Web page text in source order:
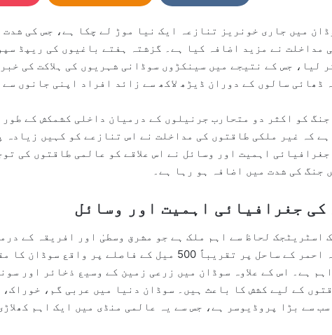
n
m
میں جاری خونریز تنازعہ ایک نیا موڑ لے چکا ہے، جس کی
لیا، جس کے نتیجے میں سینکڑوں سوڈانی شہریوں کی ہلاکت کی
ڈھائی سالوں کے دوران ڈیڑھ لاکھ سے زائد افراد اپنی جانوں
کو اکثر دو متحارب جرنیلوں کے درمیان داخلی کشمکش کے
کہ غیر ملکی طاقتوں کی مداخلت نے اس تنازعے کو کہیں زیادہ
اہمیت اور وسائل نے اس علاقے کو عالمی طاقتوں کی
جنگ کی شدت میں اضافہ ہو رہا ہے۔
کی جغرافیائی اہمیت اور وسائل
اسٹریٹجک لحاظ سے اہم ملک ہے جو مشرق وسطیٰ اور افریقہ کے
ہے۔ بحیرہ احمر کے ساحل پر تقریباً 500 میل کے فاصلے
ہے۔ اس کے علاوہ سوڈان میں زرعی زمین کے وسیع ذخائر اور
کے لیے کشش کا باعث ہیں۔ سوڈان دنیا میں عربی گم،
سے بڑا پروڈیوسر ہے، جس سے یہ عالمی منڈی میں ایک اہم